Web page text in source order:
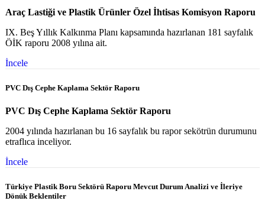
Araç Lastiği ve Plastik Ürünler Özel İhtisas Komisyon Raporu
IX. Beş Yıllık Kalkınma Planı kapsamında hazırlanan 181 sayfalık
ÖİK raporu 2008 yılına ait.
İncele
PVC Dış Cephe Kaplama Sektör Raporu
PVC Dış Cephe Kaplama Sektör Raporu
2004 yılında hazırlanan bu 16 sayfalık bu rapor sekötrün durumunu
etraflıca inceliyor.
İncele
Türkiye Plastik Boru Sektörü Raporu Mevcut Durum Analizi ve İleriye
Dönük Beklentiler